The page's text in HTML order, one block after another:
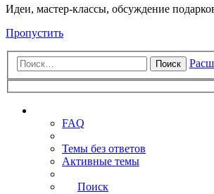
Идеи, мастер-классы, обсуждение
Пропустить
Поиск
FAQ
Темы без ответов
Активные темы
Поиск